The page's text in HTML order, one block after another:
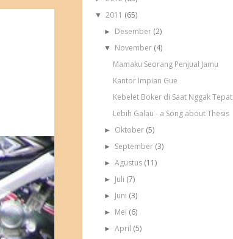
▼2011 (65)
► Desember (2)
▼ November (4)
Mamaku Seorang Penjual Jamu
Kantor Impian Gue
Kebelet Boker di Saat Nggak Tepat
Lebih Galau - a Song about Thesis
► Oktober (5)
► September (3)
► Agustus (11)
► Juli (7)
► Juni (3)
► Mei (6)
► April (5)